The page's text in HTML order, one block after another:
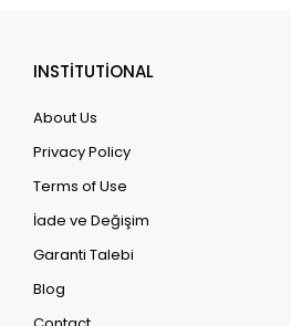
INSTİTUTİONAL
About Us
Privacy Policy
Terms of Use
İade ve Değişim
Garanti Talebi
Blog